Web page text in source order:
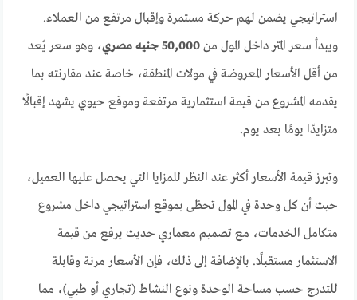
استراتيجي يضمن لهم حركة مستمرة وإقبال مرتفع من العملاء.
ويبدأ سعر المتر داخل المول من50,000 جنيه مصري
، وهو سعر يُعد
من أقل الأسعار المعروضة في مولات المنطقة، خاصة عند مقارنته بما
يقدمه المشروع من قيمة استثمارية مرتفعة وموقع حيوي يشهد إقبالًا
متزايدًا يومًا بعد يوم.
وتبرز قيمة الأسعار أكثر عند النظر للمزايا التي يحصل عليها العميل،
حيث أن كل وحدة في المول تحظى بموقع استراتيجي داخل مشروع
متكامل الخدمات، مع تصميم معماري حديث يرفع من قيمة
الاستثمار مستقبلًا. بالإضافة إلى ذلك، فإن الأسعار مرنة وقابلة
للتدرج حسب مساحة الوحدة ونوع النشاط (تجاري أو طبي)، مما